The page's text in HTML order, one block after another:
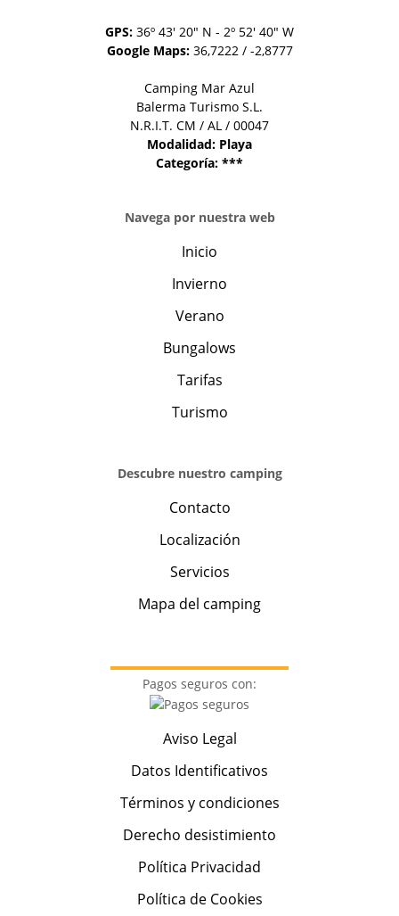
GPS: 36º 43' 20" N - 2º 52' 40" W
Google Maps:36,7222 / -2,8777
Camping Mar Azul
Balerma Turismo S.L.
N.R.I.T. CM / AL / 00047
Modalidad: Playa
Categoría: ***
Navega por nuestra web
Inicio
Invierno
Verano
Bungalows
Tarifas
Turismo
Descubre nuestro camping
Contacto
Localización
Servicios
Mapa del camping
Pagos seguros con:
Aviso Legal
Datos Identificativos
Términos y condiciones
Derecho desistimiento
Política Privacidad
Política de Cookies